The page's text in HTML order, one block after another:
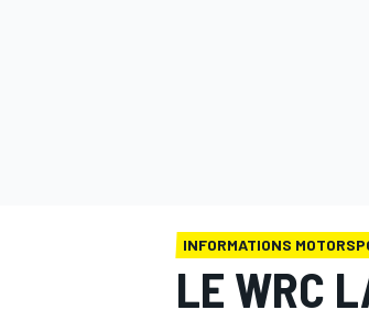
INFORMATIONS
LE WRC